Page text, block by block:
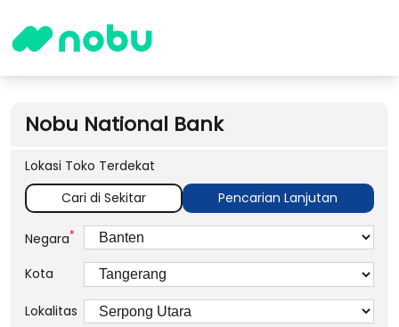
Nobu National Bank
Lokasi Toko Terdekat
Cari di Sekitar
Pencarian Lanjutan
Negara*
Kota
Lokalitas